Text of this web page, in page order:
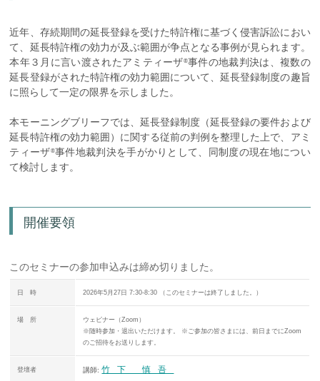
近年、存続期間の延長登録を受けた特許権に基づく侵害訴訟におい
て、延長特許権の効力が及ぶ範囲が争点となる事例が見られます。
本年３月に言い渡されたアミティーザ®事件の地裁判決は、複数の
延長登録がされた特許権の効力範囲について、延長登録制度の趣旨
に照らして一定の限界を示しました。
本モーニングブリーフでは、延長登録制度（延長登録の要件および
延長特許権の効力範囲）に関する従前の判例を整理した上で、アミ
ティーザ®事件地裁判決を手がかりとして、同制度の現在地につい
て検討します。
開催要領
このセミナーの参加申込みは締め切りました。
日 時 2026年5月27日 7:30-8:30 （このセミナーは終了しました。）
場 所
ウェビナー（Zoom）
※随時参加・退出いただけます。 ※ご参加の皆さまには、前日までにZoom
のご招待をお送りします。
登壇者 講師:竹下 慎吾